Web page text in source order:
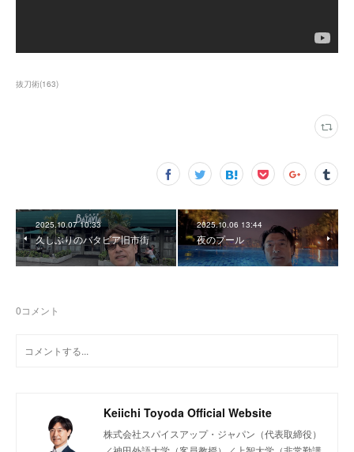
抜刀術(163)
2025.10.07 10:33
久しぶりのバタビア旧市街
2025.10.06 13:44
夜のプール
0コメント
Keiichi Toyoda Official Website
株式会社スパイスアップ・ジャパン（代表取締役）